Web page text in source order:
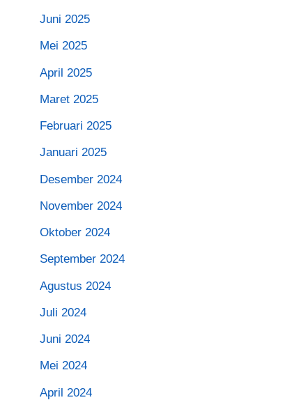
Juni 2025
Mei 2025
April 2025
Maret 2025
Februari 2025
Januari 2025
Desember 2024
November 2024
Oktober 2024
September 2024
Agustus 2024
Juli 2024
Juni 2024
Mei 2024
April 2024